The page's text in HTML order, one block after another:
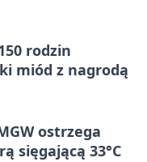
rodzin
miód z nagrodą
ostrzega
sięgającą 33°C